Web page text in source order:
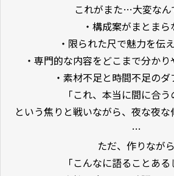
これがまた…大変なん
・構成案がまとまら
・限られた尺で魅力を伝
・専門的な内容をどこまで分か
・素材不足と時間不足の
「これ、本当に間に合う
という焦りと戦いながら、夜な夜
…
ただ、作りながら
「こんなに語ることある